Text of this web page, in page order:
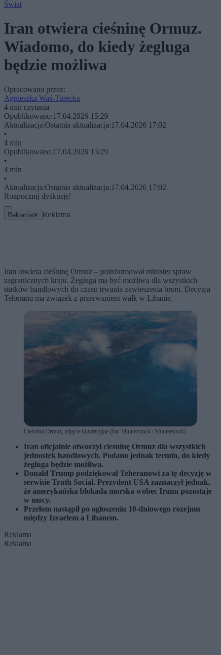
Świat
Iran otwiera cieśninę Ormuz.
Wiadomo, do kiedy żegluga
będzie możliwa
Opracowano przez:
Agnieszka Waś-Turecka
4 min czytania
Opublikowano:17.04.2026 15:29
Aktualizacja:Ostatnia aktualizacja:17.04.2026 17:02
•
4 min
Opublikowano:17.04.2026 15:29
•
4 min
•
Aktualizacja:Ostatnia aktualizacja:17.04.2026 17:02
Rozpocznij dyskusję!
Reklama ✕ Reklama
Iran otwiera cieśninę Ormuz – poinformował minister spraw
zagranicznych kraju. Żegluga ma być możliwa dla wszystkich
statków handlowych do czasu trwania zawieszenia broni. Decyzja
Teheranu ma związek z przerwaniem walk w Libanie.
Cieśnina Ormuz, zdjęcie ilustracyjne (fot. Shutterstock / Shutterstock)
Iran oficjalnie otworzył cieśninę Ormuz dla wszystkich
jednostek handlowych. Podano jednak termin, do kiedy
żegluga będzie możliwa.
Donald Trump podziękował Teheranowi za tę decyzję w
serwisie Truth Social. Prezydent USA zaznaczył jednak,
że amerykańska blokada morska wobec Iranu pozostaje
w mocy.
Przełom nastąpił po ogłoszeniu 10-dniowego rozejmu
między Izraelem a Libanem.
Reklama
Reklama